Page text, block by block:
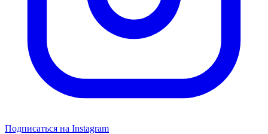
Подписаться на Instagram